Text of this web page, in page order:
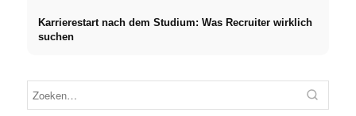
Karrierestart nach dem Studium: Was Recruiter wirklich
suchen